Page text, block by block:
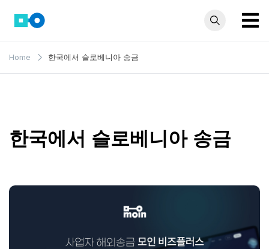
content
모인 해
외송금
Home 한국에서 슬로베니아 송금
한국에서 슬로베니아 송금